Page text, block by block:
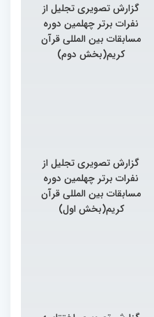
گزارش تصویری تجلیل از
نفرات برتر چهلمین دوره
مسابقات بین المللی قرآن
کریم(بخش دوم)
گزارش تصویری تجلیل از
نفرات برتر چهلمین دوره
مسابقات بین المللی قرآن
کریم(بخش اول)